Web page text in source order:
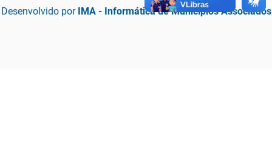
Desenvolvido por IMA - Informática de Municípios Associados